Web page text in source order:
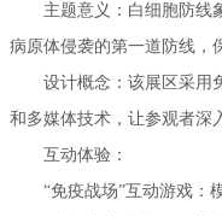
主题意义：白细胞防线
病原体侵袭的第一道防线，
设计概念：该展区采用
和多媒体技术，让参观者深
互动体验：
“免疫战场”互动游戏：